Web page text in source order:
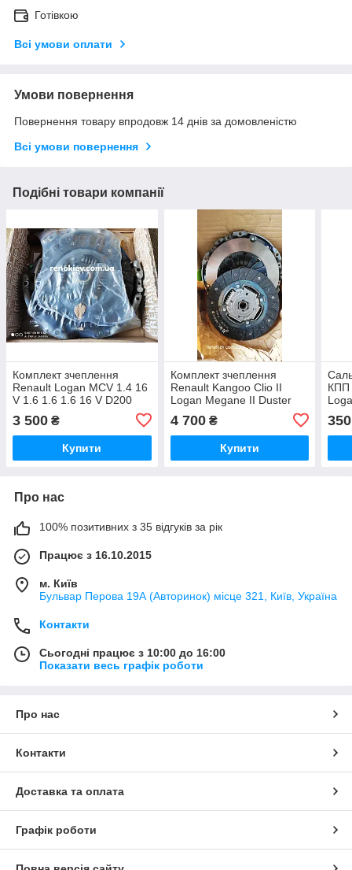
Готівкою
Всі умови оплати
Умови повернення
Повернення товару впродовж 14 днів за домовленістю
Всі умови повернення
Подібні товари компанії
Комплект зчеплення
Renault Logan MCV 1.4 16
V 1.6 1.6 1.6 16 V D200
3 500 ₴
Купити
Комплект зчеплення
Renault Kangoo Clio II
Logan Megane II Duster
(гідравліка)
4 700₴
Купити
КПП
350
Про нас
100% позитивних з 35 відгуків за рік
Працює з 16.10.2015
м. Київ
Бульвар Перова 19А (Авторинок) місце 321, Київ, Україна
Контакти
Сьогодні працює з 10:00 до 16:00
Показати весь графік роботи
Про нас
Контакти
Доставка та оплата
Графік роботи